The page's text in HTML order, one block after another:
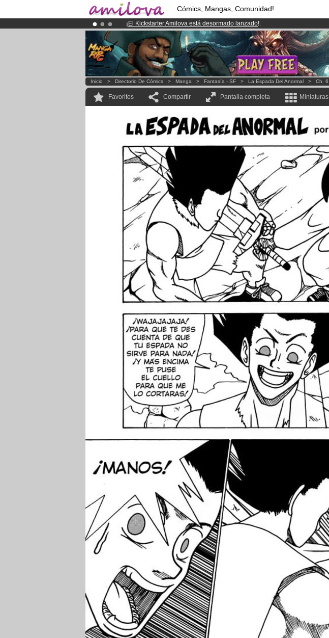
Cómics, Mangas, Comunidad!
¡ El Kickstarter Amilova está desormado lanzado!.
¡Ya tenemos 100000miembrosy 1000Cómics y Mangas!.
¡Conviertete en Premium por3.95 euros al mes!Hazte Premium ya
Inicio > Directorio De Cómics > Manga > Fantasía - SF > La Espada Del Anormal > Ch. 6
Favoritos Compartir Pantalla completa Miniaturas